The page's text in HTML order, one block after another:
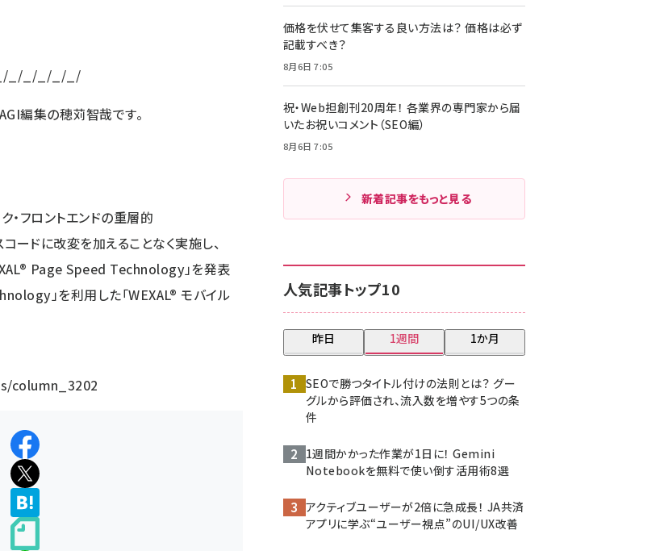
_/_/_/_/_/
編集の穂苅智哉です。
・フロントエンドの重層的
ードに改変を加えることなく実施し、
Page Speed Technology」を発表
」を利用した「WEXAL® モバイル
column_3202
シェアする
ポストする
価格を伏せて集客する良い方法は？ 価格は必ず
記載すべき？
8月6日 7:05
祝・Web担創刊20周年！ 各業界の専門家から届
いたお祝いコメント（SEO編）
8月6日 7:05
新着記事をもっと見る
人気記事トップ10
昨日 1週間 1か月
SEOで勝つタイトル付けの法則とは？ グー
グルから評価され、流入数を増やす5つの条
件
1週間かかった作業が1日に！ Gemini
Notebookを無料で使い倒す活用術8選
アクティブユーザーが2倍に急成長！ JA共済
アプリに学ぶ“ユーザー視点”のUI/UX改善